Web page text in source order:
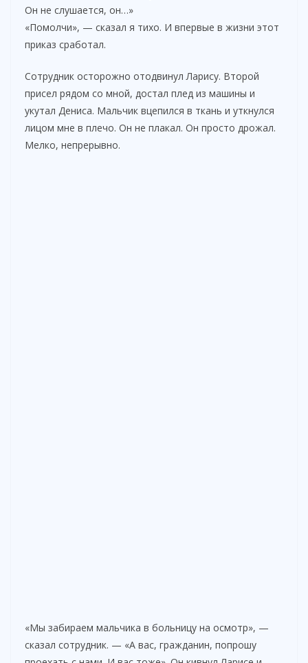
Он не слушается, он…»
«Помолчи», — сказал я тихо. И впервые в жизни этот
приказ сработал.
Сотрудник осторожно отодвинул Ларису. Второй
присел рядом со мной, достал плед из машины и
укутал Дениса. Мальчик вцепился в ткань и уткнулся
лицом мне в плечо. Он не плакал. Он просто дрожал.
Мелко, непрерывно.
«Мы забираем мальчика в больницу на осмотр», —
сказал сотрудник. — «А вас, гражданин, попрошу